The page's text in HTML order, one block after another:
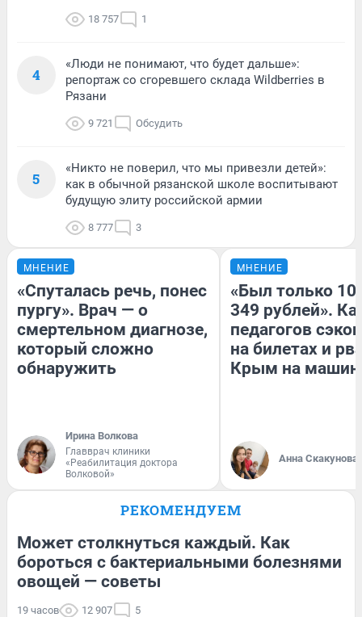
18 757 1
4
«Люди не понимают, что будет дальше»:
репортаж со сгоревшего склада Wildberries в
Рязани
9 721 Обсудить
5
«Никто не поверил, что мы привезли детей»:
как в обычной рязанской школе воспитывают
будущую элиту российской армии
8 777 3
МНЕНИЕ
«Спуталась речь, понес
пургу». Врач — о
смертельном диагнозе,
который сложно
обнаружить
Ирина Волкова
Главврач клиники
«Реабилитация доктора
Волковой»
МНЕНИЕ
«Был только
349 рублей».
педагогов
на билетах и
Крым на
Анна Скакунова
РЕКОМЕНДУЕМ
Может столкнуться каждый. Как
бороться с бактериальными болезнями
овощей — советы
19 часов 12 907 5